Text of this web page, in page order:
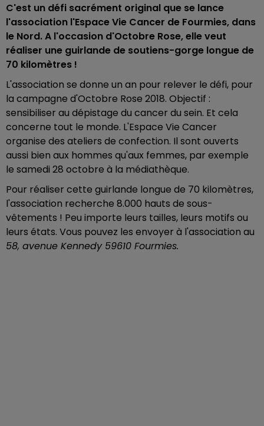
C'est un défi sacrément original que se lance
l'association l'Espace Vie Cancer de Fourmies, dans
le Nord. A l'occasion d'Octobre Rose, elle veut
réaliser une guirlande de soutiens-gorge longue de
70 kilomètres !
L'association se donne un an pour relever le défi, pour
la campagne d'Octobre Rose 2018. Objectif :
sensibiliser au dépistage du cancer du sein. Et cela
concerne tout le monde. L'Espace Vie Cancer
organise des ateliers de confection. Il sont ouverts
aussi bien aux hommes qu'aux femmes, par exemple
le samedi 28 octobre à la médiathèque.
Pour réaliser cette guirlande longue de 70 kilomètres,
l'association recherche 8.000 hauts de sous-
vêtements ! Peu importe leurs tailles, leurs motifs ou
leurs états. Vous pouvez les envoyer à l'association au
58, avenue Kennedy 59610 Fourmies.